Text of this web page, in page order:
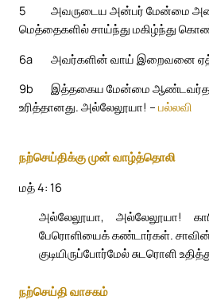
5
அவருடைய அன்பர் மேன்மை
மெத்தைகளில் சாய்ந்து மகிழ்ந்து
6a
அவர்களின் வாய் இறைவனை
9b
இத்தகைய மேன்மை
உரித்தானது. அல்லேலூயா! – பல்லவி
நற்செய்திக்கு முன் வாழ்த்தொலி
மத் 4: 16
அல்லேலூயா, அல்லேலூயா!
பேரொளியைக் கண்டார்கள். சாவின்
குடியிருப்போர்மேல் சுடரொளி
நற்செய்தி வாசகம்